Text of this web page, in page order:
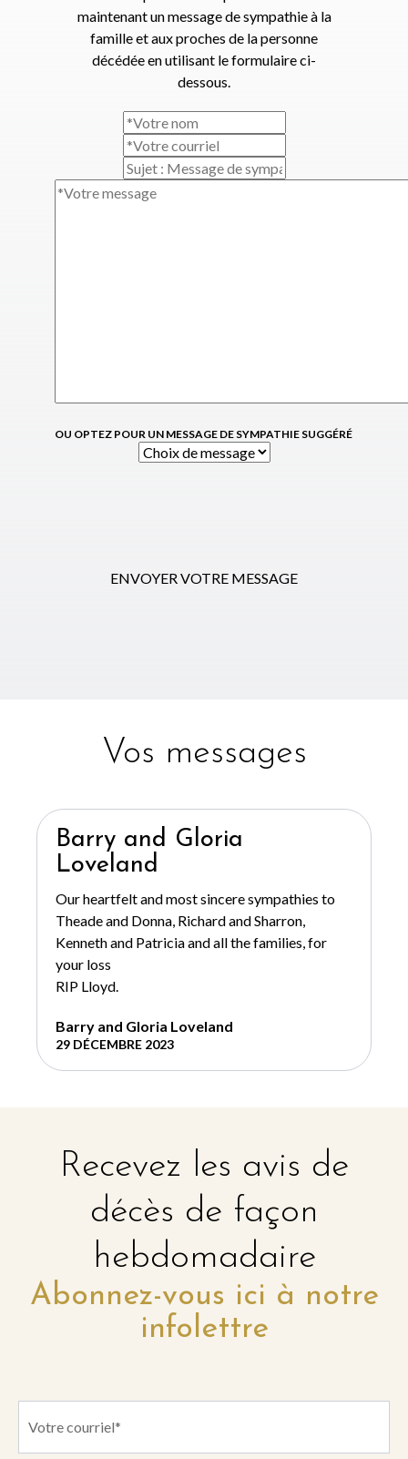
maintenant un message de sympathie à la
famille et aux proches de la personne
décédée en utilisant le formulaire ci-
dessous.
OU OPTEZ POUR UN MESSAGE DE SYMPATHIE SUGGÉRÉ
ENVOYER VOTRE MESSAGE
Vos messages
Barry and Gloria
Loveland
Our heartfelt and most sincere sympathies to
Theade and Donna, Richard and Sharron,
Kenneth and Patricia and all the families, for
your loss
RIP Lloyd.
Barry and Gloria Loveland
29 DÉCEMBRE 2023
Recevez les avis de
décès de façon
hebdomadaire
Abonnez-vous ici à notre
infolettre